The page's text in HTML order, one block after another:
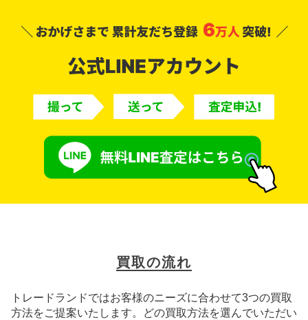
買取の流れ
トレードランドではお客様のニーズに合わせて3つの買取
方法をご提案いたします。
どの買取方法を選んでいただい